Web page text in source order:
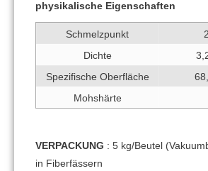
physikalische Eigenschaften
Schmelzpunkt
Dichte
Spezifische Oberfläche
Mohshärte
VERPACKUNG : 5 kg/Beutel
in Fiberfässern